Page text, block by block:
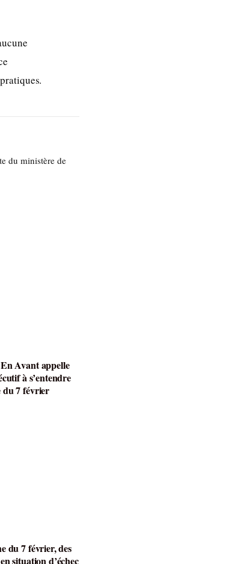
du ministère de
Avant appelle
à s’entendre
du 7 février
du 7 février, des
situation d’échec